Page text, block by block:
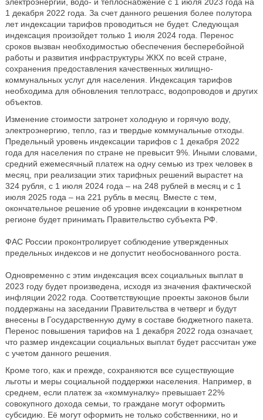
1 декабря 2022 года. За счет данного решения более полутора
лет индексации тарифов проводиться не будет. Следующая
индексация произойдет только 1 июля 2024 года. Перенос
сроков вызван необходимостью обеспечения бесперебойной
работы и развития инфраструктуры ЖКХ по всей стране,
сохранения предоставления качественных жилищно-
коммунальных услуг для населения. Индексация тарифов
необходима для обновления теплотрасс, водопроводов и других
объектов.
Изменение стоимости затронет холодную и горячую воду,
электроэнергию, тепло, газ и твердые коммунальные отходы.
Предельный уровень индексации тарифов с 1 декабря 2022
года для населения по стране не превысит 9%. Иными словами,
средний ежемесячный платеж на одну семью из трех человек в
месяц, при реализации этих тарифных решений вырастет на
324 рубля, с 1 июля 2024 года – на 248 рублей в месяц и с 1
июля 2025 года – на 221 рубль в месяц. Вместе с тем,
окончательное решение об уровне индексации в конкретном
регионе будет принимать Правительство субъекта РФ.
ФАС России проконтролирует соблюдение утвержденных
предельных индексов и не допустит необоснованного роста.
Одновременно с этим индексация всех социальных выплат в
2023 году будет произведена, исходя из значения фактической
инфляции 2022 года. Соответствующие проекты законов были
поддержаны на заседании Правительства в четверг и будут
внесены в Государственную думу в составе бюджетного пакета.
Перенос повышения тарифов на 1 декабря 2022 года означает,
что размер индексации социальных выплат будет рассчитан уже
с учетом данного решения.
Кроме того, как и прежде, сохраняются все существующие
льготы и меры социальной поддержки населения. Например, в
среднем, если платеж за «коммуналку» превышает 22%
совокупного дохода семьи, то граждане могут оформить
субсидию. Её могут оформить не только собственники, но и